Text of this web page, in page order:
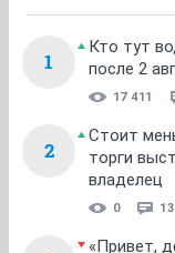
1
Кто тут
после 2
17 411
2
Стоит
торги
владелец
0 13
«Привет,